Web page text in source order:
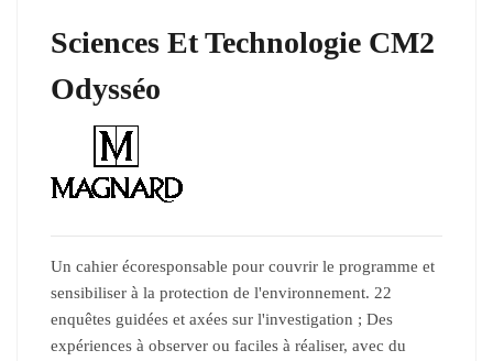
Sciences Et Technologie CM2
Odysséo
Un cahier écoresponsable pour couvrir le programme et
sensibiliser à la protection de l'environnement. 22
enquêtes guidées et axées sur l'investigation ; Des
expériences à observer ou faciles à réaliser, avec du